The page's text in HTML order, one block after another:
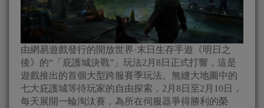
由網易遊戲發行的開放世界·末日生存手遊《明日之
後》的“「庇護城決戰”」玩法2月8日正式打響，這是
遊戲推出的首個大型跨服賽季玩法。無縫大地圖中的
七大庇護城等待玩家的自由探索，2月8日至2月10日，
每天展開一輪淘汰賽，為所在伺服器爭得勝利的榮